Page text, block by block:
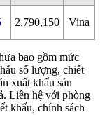
2,790,150 Vina
bao gồm mức
số lượng, chiết
xuất khẩu sản
Liên hệ với phòng
khấu, chính sách